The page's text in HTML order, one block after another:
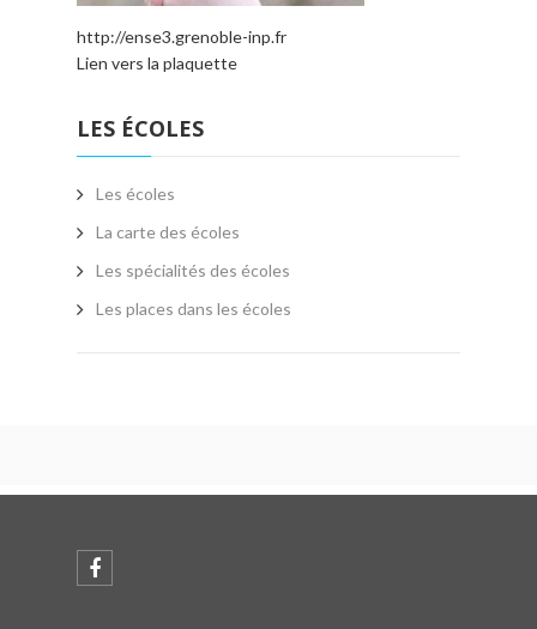
http://ense3.grenoble-inp.fr
Lien vers la plaquette
LES ÉCOLES
Les écoles
La carte des écoles
Les spécialités des écoles
Les places dans les écoles